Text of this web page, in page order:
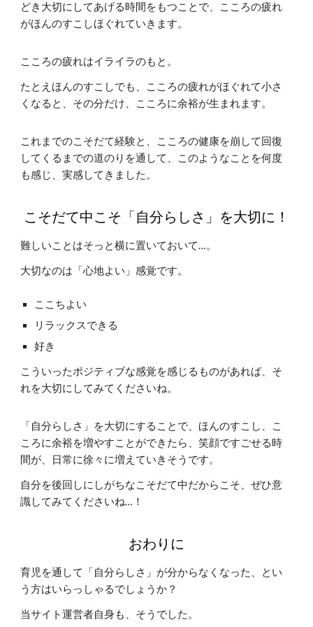
どき大切にしてあげる時間をもつことで、こころの疲れ
がほんのすこしほぐれていきます。
こころの疲れはイライラのもと。
たとえほんのすこしでも、こころの疲れがほぐれて小さ
くなると、その分だけ、こころに余裕が生まれます。
これまでのこそだて経験と、こころの健康を崩して回復
してくるまでの道のりを通して、このようなことを何度
も感じ、実感してきました。
こそだて中こそ「自分らしさ」を大切に！
難しいことはそっと横に置いておいて…。
大切なのは「心地よい」感覚です。
ここちよい
リラックスできる
好き
こういったポジティブな感覚を感じるものがあれば、そ
れを大切にしてみてくださいね。
「自分らしさ」を大切にすることで、ほんのすこし、こ
ころに余裕を増やすことができたら、笑顔ですごせる時
間が、日常に徐々に増えていきそうです。
自分を後回しにしがちなこそだて中だからこそ、ぜひ意
識してみてくださいね…！
おわりに
育児を通して「自分らしさ」が分からなくなった、とい
う方はいらっしゃるでしょうか？
当サイト運営者自身も、そうでした。